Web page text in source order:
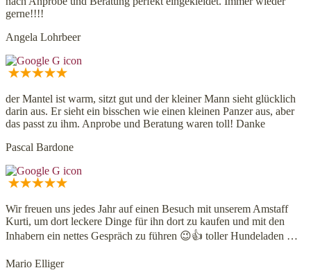
gerne!!!!
Angela Lohrbeer
der Mantel ist warm, sitzt gut und der kleiner Mann sieht glücklich
darin aus. Er sieht ein bisschen wie einen kleinen Panzer aus, aber
das passt zu ihm. Anprobe und Beratung waren toll! Danke
Pascal Bardone
Wir freuen uns jedes Jahr auf einen Besuch mit unserem Amstaff
Kurti, um dort leckere Dinge für ihn dort zu kaufen und mit den
Inhabern ein nettes Gespräch zu führen 😉👍 toller Hundeladen …
Mario Elliger